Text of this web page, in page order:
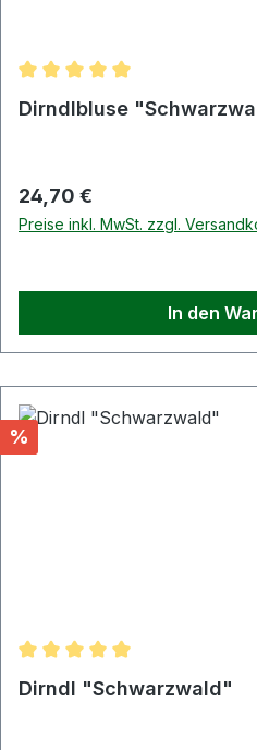
Durchschnittliche
Dirndlbluse
Regulärer Preis:
24,70 €
Preise inkl. MwSt. zzgl.
In den
Rabatt
%
Durchschnittliche
Dirndl "Schwarzwald"